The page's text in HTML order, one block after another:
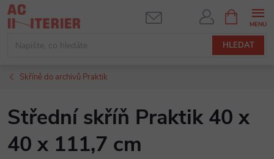
Přejít
na
HLEDAT
NÁKUPNÍ
KOŠÍK
Skříně do archivů Praktik
Střední skříň Praktik 40 x
40 x 111,7 cm